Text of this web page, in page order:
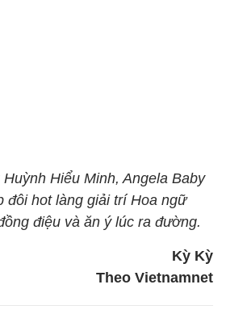
Hiểu Minh, Angela Baby
đôi hot làng giải trí Hoa ngữ
điệu và ăn ý lúc ra đường.
Kỳ Kỳ
Theo Vietnamnet